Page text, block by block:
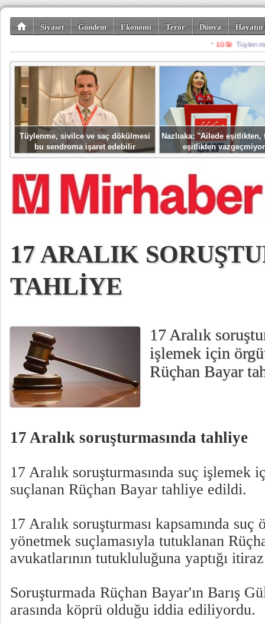
Siyaset Gündem Ekonomi Terör Dünya
Spor Misafir
Tüylenme, sivilce ve saç dökülmesi
bu sendroma işaret edebilir
Nazlıaka: ''Ailede eşitlikten,
eşitlikten
17 ARALIK
TAHLİYE
17 Aralık
işlemek için
Rüçhan Bayar
17 Aralık soruşturmasında tahliye
17 Aralık soruşturmasında suç işlemek
suçlanan Rüçhan Bayar tahliye edildi.
17 Aralık soruşturması kapsamında
yönetmek suçlamasıyla tutuklanan
avukatlarının tutukluluğuna yaptığı
Soruşturmada Rüçhan Bayar'ın Barış
arasında köprü olduğu iddia ediliyordu.